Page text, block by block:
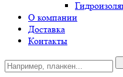
О компании
Доставка
Контакты